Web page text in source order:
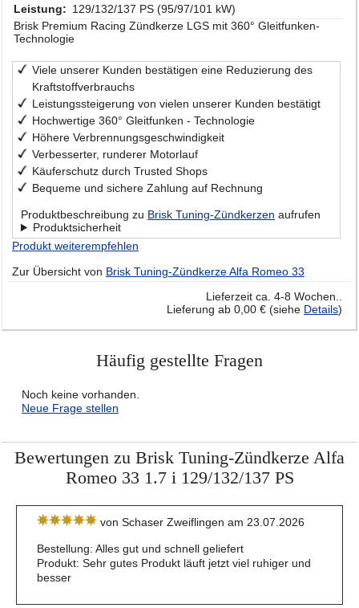
Leistung: 129/132/137 PS (95/97/101 kW)
Brisk Premium Racing Zündkerze LGS mit 360° Gleitfunken-
Technologie
Viele unserer Kunden bestätigen eine Reduzierung des
Kraftstoffverbrauchs
Leistungssteigerung von vielen unserer Kunden bestätigt
Hochwertige 360° Gleitfunken - Technologie
Höhere Verbrennungsgeschwindigkeit
Verbesserter, runderer Motorlauf
Käuferschutz durch Trusted Shops
Bequeme und sichere Zahlung auf Rechnung
Produktbeschreibung zu Brisk Tuning-Zündkerzen aufrufen
Produktsicherheit
Produkt weiterempfehlen
Zur Übersicht von Brisk Tuning-Zündkerze Alfa Romeo 33
Lieferzeit ca. 4-8 Wochen..
Lieferung ab 0,00 € (siehe Details)
Häufig gestellte Fragen
Noch keine vorhanden.
Neue Frage stellen
Bewertungen zu Brisk Tuning-Zündkerze Alfa
Romeo 33 1.7 i 129/132/137 PS
von Schaser Zweiflingen am 23.07.2026
Bestellung: Alles gut und schnell geliefert
Produkt: Sehr gutes Produkt läuft jetzt viel ruhiger und
besser